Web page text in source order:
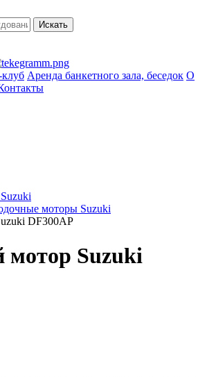
Аренда банкетного зала, беседок О
моторы Suzuki
DF300AP
мотор Suzuki